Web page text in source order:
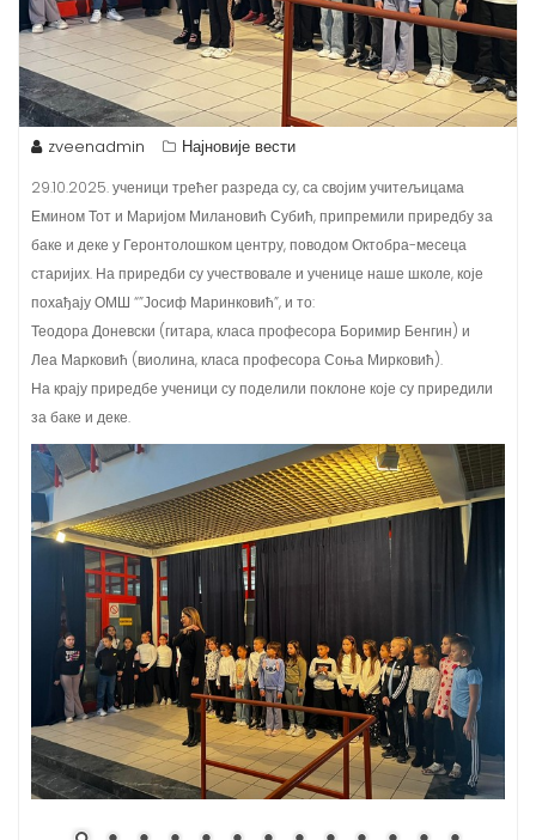
zveenadmin Најновије вести
29.10.2025. ученици трећег разреда су, са својим учитељицама
Емином Тот и Маријом Милановић Субић, припремили приредбу за
баке и деке у Геронтолошком центру, поводом Октобра-месеца
старијих. На приредби су учествовале и ученице наше школе, које
похађају ОМШ “”Јосиф Маринковић”, и то:
Теодора Доневски (гитара, класа професора Боримир Бенгин) и
Леа Марковић (виолина, класа професора Соња Мирковић).
На крају приредбе ученици су поделили поклоне које су приредили
за баке и деке.